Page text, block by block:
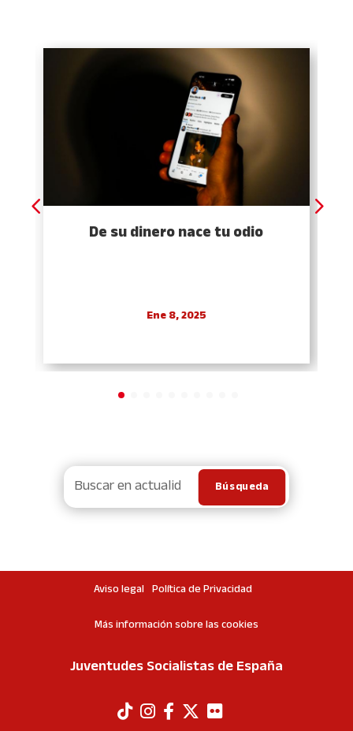
De su dinero nace tu odio
Ene 8, 2025
Aviso legal Política de Privacidad
Más información sobre las cookies
Juventudes Socialistas de España